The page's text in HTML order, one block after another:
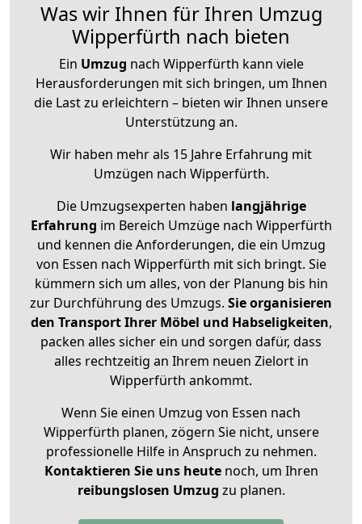
Was wir Ihnen für Ihren Umzug
Wipperfürth nach bieten
Ein Umzug nach Wipperfürth kann viele
Herausforderungen mit sich bringen, um Ihnen
die Last zu erleichtern – bieten wir Ihnen unsere
Unterstützung an.
Wir haben mehr als 15 Jahre Erfahrung mit
Umzügen nach Wipperfürth.
Die Umzugsexperten haben langjährige
Erfahrung im Bereich Umzüge nach Wipperfürth
und kennen die Anforderungen, die ein Umzug
von Essen nach Wipperfürth mit sich bringt. Sie
kümmern sich um alles, von der Planung bis hin
zur Durchführung des Umzugs. Sie organisieren
den Transport Ihrer Möbel und Habseligkeiten,
packen alles sicher ein und sorgen dafür, dass
alles rechtzeitig an Ihrem neuen Zielort in
Wipperfürth ankommt.
Wenn Sie einen Umzug von Essen nach
Wipperfürth planen, zögern Sie nicht, unsere
professionelle Hilfe in Anspruch zu nehmen.
Kontaktieren Sie uns heutenoch, um Ihren
reibungslosen Umzug zu planen.